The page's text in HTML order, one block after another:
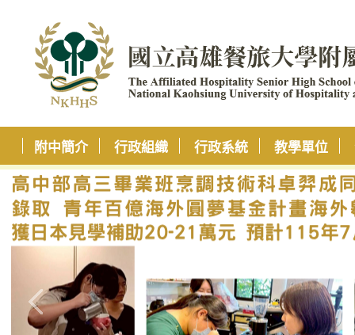
附中簡介 行政組織 行政系統 教學單位